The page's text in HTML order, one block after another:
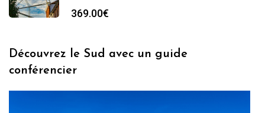
369.00€
Découvrez le Sud avec un guide
conférencier